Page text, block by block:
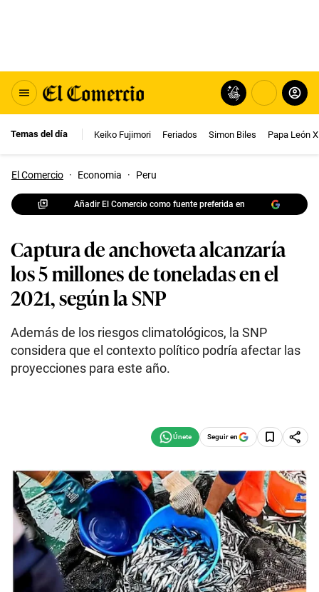
Temas del día Keiko Fujimori Feriados Simon Biles Papa León
El Comercio · Economia · Peru
Añadir El Comercio como fuente preferida en
Captura de anchoveta alcanzaría
los 5 millones de toneladas en el
2021, según la SNP
Además de los riesgos climatológicos, la SNP
considera que el contexto político podría afectar las
proyecciones para este año.
Seguir en